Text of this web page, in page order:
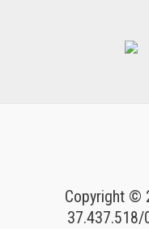
Copyright ©
37.437.518/